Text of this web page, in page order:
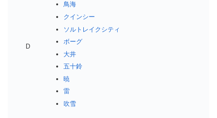
D
鳥海
クインシー
ソルトレイクシティ
ボーグ
大井
五十鈴
暁
雷
吹雪